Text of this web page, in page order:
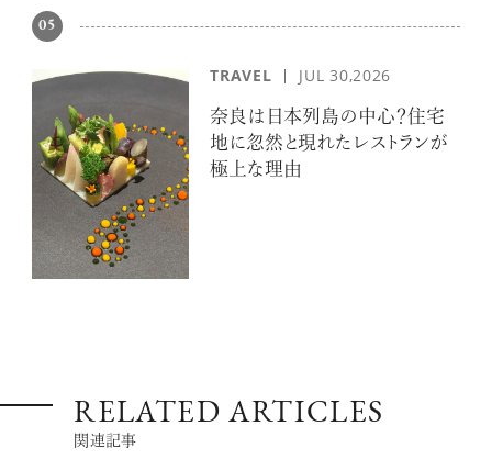
05
TRAVEL JUL 30,2026
奈良は日本列島の中心？住宅
地に忽然と現れたレストランが
極上な理由
RELATED ARTICLES
関連記事